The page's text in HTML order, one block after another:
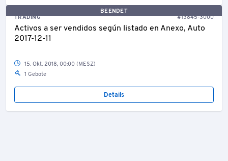
BEENDET
TRADING
#13845-3000
Activos a ser vendidos según listado en Anexo, Auto
2017-12-11
15. Okt. 2018, 00:00 (MESZ)
1 Gebote
Details